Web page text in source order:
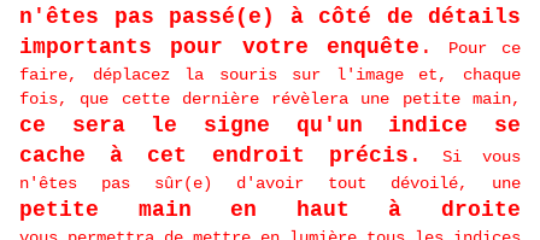
n'êtes pas passé(e)
à côté de détails
importants pour votre enquête .
Pour ce
faire, déplacez la souris sur l'image et, chaque
fois, que cette dernière révèlera une petite main,
ce sera le signe qu'un indice se
cache à cet endroit précis .
Si vous
n'êtes pas sûr(e) d'avoir tout dévoilé, une
petite main en haut à droite